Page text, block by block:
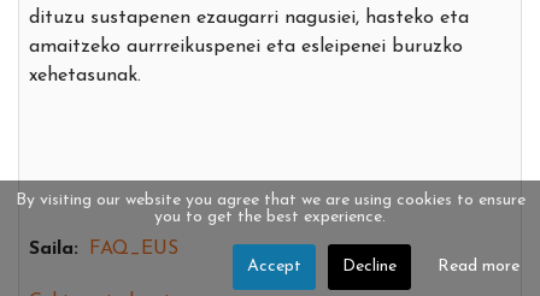
dituzu sustapenen ezaugarri nagusiei, hasteko eta
amaitzeko aurrreikuspenei eta esleipenei buruzko
xehetasunak.
Saila: FAQ_EUS
By visiting our website you agree that we are using cookies to ensure
you to get the best experience.
Accept Decline Read more